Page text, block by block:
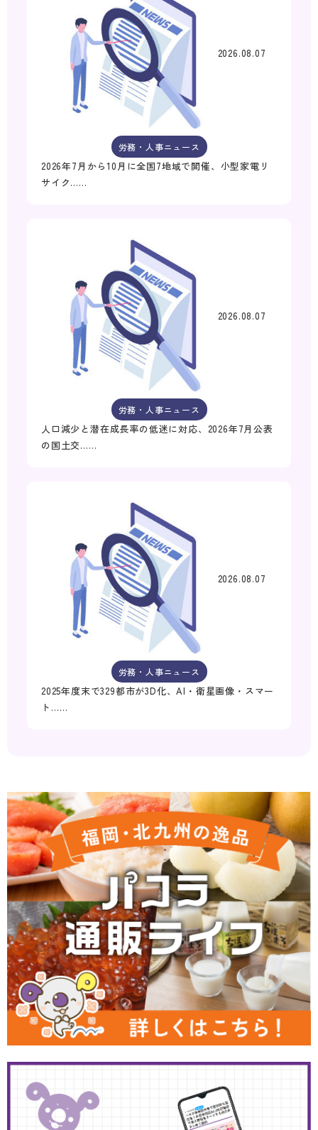
2026.08.07
労務・人事ニュース
2026年7月から10月に全国7地域で開催、小型家電リ
サイク……
2026.08.07
労務・人事ニュース
人口減少と潜在成長率の低迷に対応、2026年7月公表
の国土交……
2026.08.07
労務・人事ニュース
2025年度末で329都市が3D化、AI・衛星画像・スマー
ト……